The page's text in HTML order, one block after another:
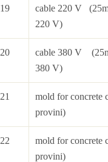
19
cable 220
220 V)
20
cable 380
380 V)
21
mold for
provini)
22
mold for
provini)